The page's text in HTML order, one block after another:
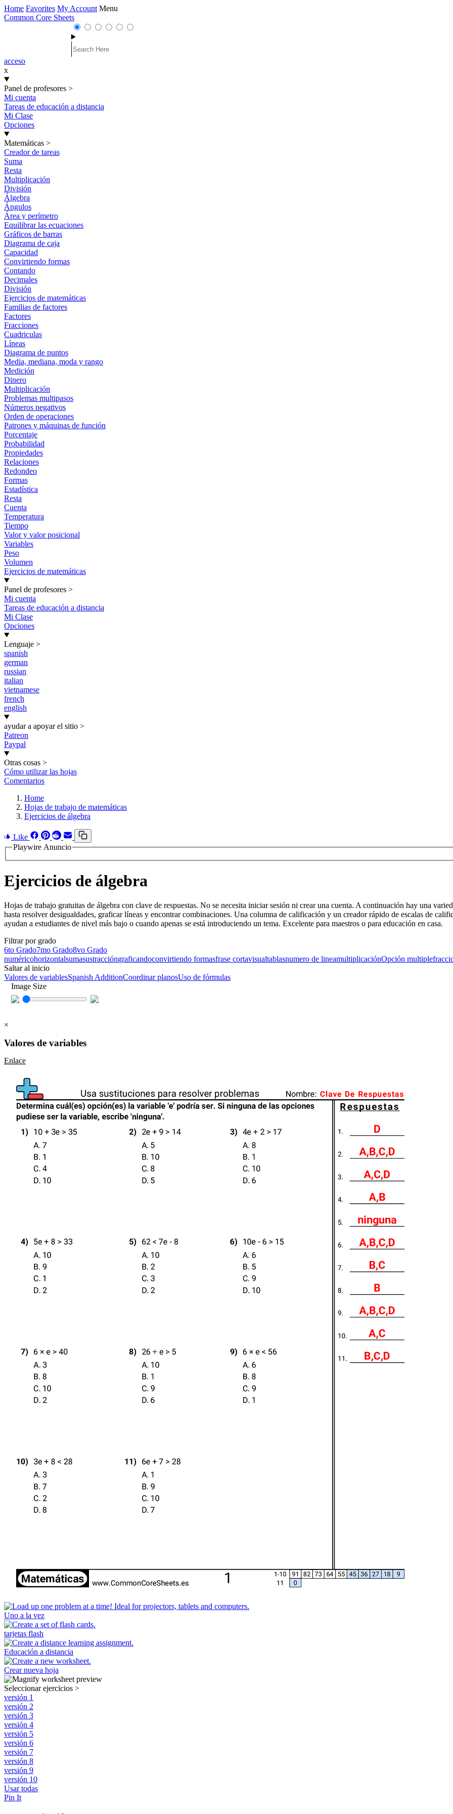
Home Favorites My Account Menu
Common Core Sheets
acceso
x
Panel de profesores >
Mi cuenta
Tareas de educación a distancia
Mi Clase
Opciones
Matemáticas >
Creador de tareas
Suma
Resta
Multiplicación
División
Álgebra
Ángulos
Área y perímetro
Equilibrar las ecuaciones
Gráficos de barras
Diagrama de caja
Capacidad
Convirtiendo formas
Contando
Decimales
División
Ejercicios de matemáticas
Familias de factores
Factores
Fracciones
Cuadriculas
Líneas
Diagrama de puntos
Media, mediana, moda y rango
Medición
Dinero
Multiplicación
Problemas multipasos
Números negativos
Orden de operaciones
Patrones y máquinas de función
Porcentaje
Probabilidad
Propiedades
Relaciones
Redondeo
Formas
Estadística
Resta
Cuenta
Temperatura
Tiempo
Valor y valor posicional
Variables
Peso
Volumen
Ejercicios de matemáticas
Panel de profesores >
Mi cuenta
Tareas de educación a distancia
Mi Clase
Opciones
Lenguaje >
spanish
german
russian
italian
vietnamese
french
english
ayudar a apoyar el sitio >
Patreon
Paypal
Otras cosas >
Cómo utilizar las hojas
Comentarios
Home
Hojas de trabajo de matemáticas
Ejercicios de álgebra
Like
Playwire Anuncio
Ejercicios de álgebra
Hojas de trabajo gratuitas de álgebra con clave de respuestas. No se necesita iniciar sesión ni crear una cuenta. A continuación hay una
hasta resolver desigualdades, graficar líneas y encontrar combinaciones. Una columna de calificación y un creador rápido de escalas de
ayudan a estudiantes de nivel más bajo o cuando apenas se está introduciendo un tema. Excelente para maestros o para educación en casa.
Filtrar por grado
6to Grado7mo Grado8vo Grado
numéricohorizontalsumasustraccióngraficandoconvirtiendo formasfrase cortavisualtablasnumero de lineamultiplicaciónOpción multiple
Saltar al inicio
Valores de variablesSpanish AdditionCoordinar planosUso de fórmulas
Image Size
×
Valores de variables
Enlace
Uno a la vez
tarjetas flash
Educación a distancia
Crear nueva hoja
Seleccionar ejercicios >
versión 1
versión 2
versión 3
versión 4
versión 5
versión 6
versión 7
versión 8
versión 9
versión 10
Usar todas
Pin It